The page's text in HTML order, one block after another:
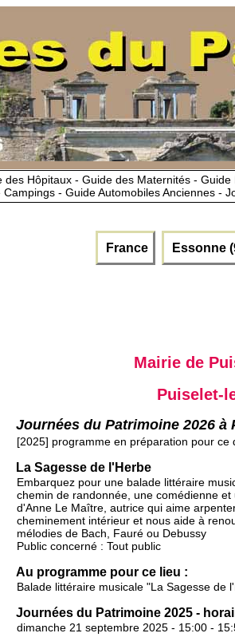
Hôpitaux - Guide des Maternités -
- Guide Automobiles Anciennes -
France Essonne
Mairie de
Puiselet-
Journées du Patrimoine 2026 à
[2025] programme en préparation pour ce
La Sagesse de l'Herbe
Embarquez pour une balade littéraire
chemin de randonnée, une comédienne
d'Anne Le Maître, autrice qui aime
cheminement intérieur et nous aide à
mélodies de Bach, Fauré ou Debussy
Public concerné : Tout public
Au programme pour ce lieu :
Balade littéraire musicale "La Sagesse de
Journées du Patrimoine 2025 -
dimanche 21 septembre 2025 - 15:00 -